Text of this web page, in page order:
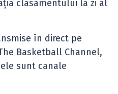
clasamentului la zi al
în direct pe
Basketball Channel,
sunt canale